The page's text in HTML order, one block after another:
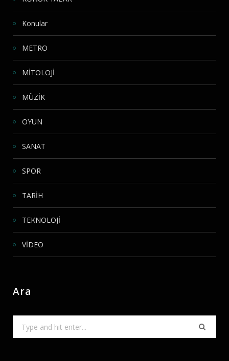
Konular
METRO
MİTOLOJİ
MÜZİK
OYUN
SANAT
SPOR
TARİH
TEKNOLOJİ
VİDEO
Ara